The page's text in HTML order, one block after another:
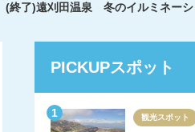
(終了)遠刈田温泉 冬のイルミネー
PICKUPスポット
観光スポット